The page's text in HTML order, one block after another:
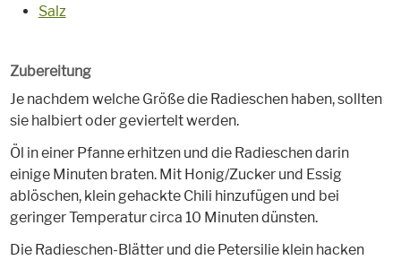
Salz
Zubereitung
Je nachdem welche Größe die Radieschen haben, sollten
sie halbiert oder geviertelt werden.
Öl in einer Pfanne erhitzen und die Radieschen darin
einige Minuten braten. Mit Honig/Zucker und Essig
ablöschen, klein gehackte Chili hinzufügen und bei
geringer Temperatur circa 10 Minuten dünsten.
Die Radieschen-Blätter und die Petersilie klein hacken